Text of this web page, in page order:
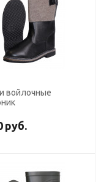
войлочные
руб.